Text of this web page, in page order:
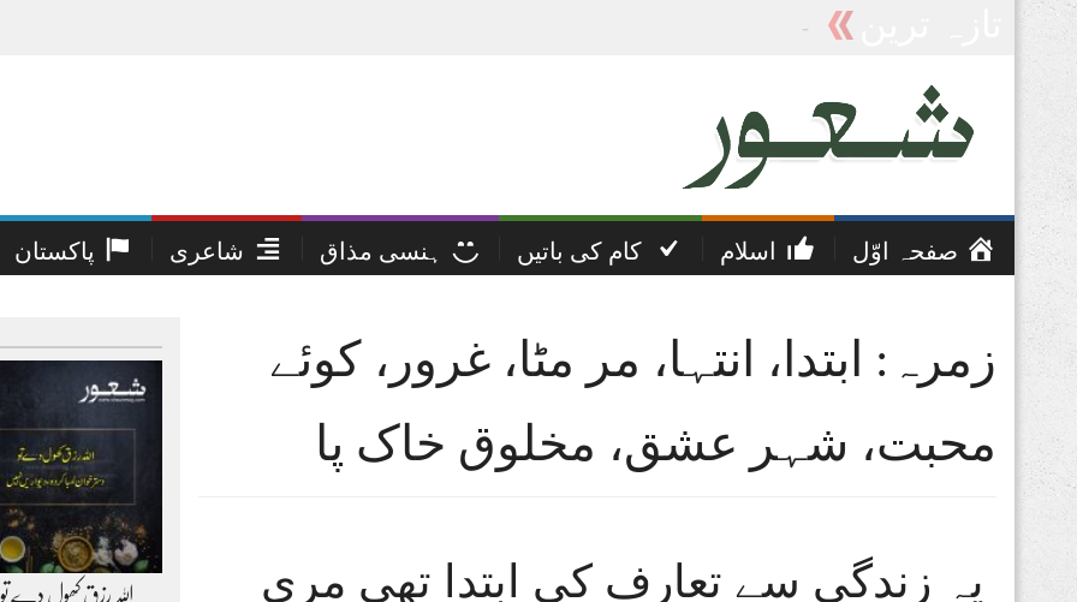
پریشانی اور غم کی دعا
صفحہ اوّل اسلام کام کی باتیں ہنسی مذاق شاعری پاکستان
اللہ رزق کھول دے
زمرہ: ابتدا، انتہا، مر مٹا، غرور، کوئے
محبت، شہر عشق، مخلوق خاک پا
یہ زندگی سے تعارف کی ابتدا تھی مری